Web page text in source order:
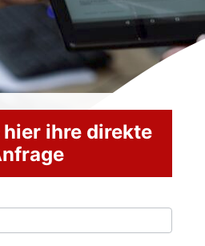
hier ihre direkte